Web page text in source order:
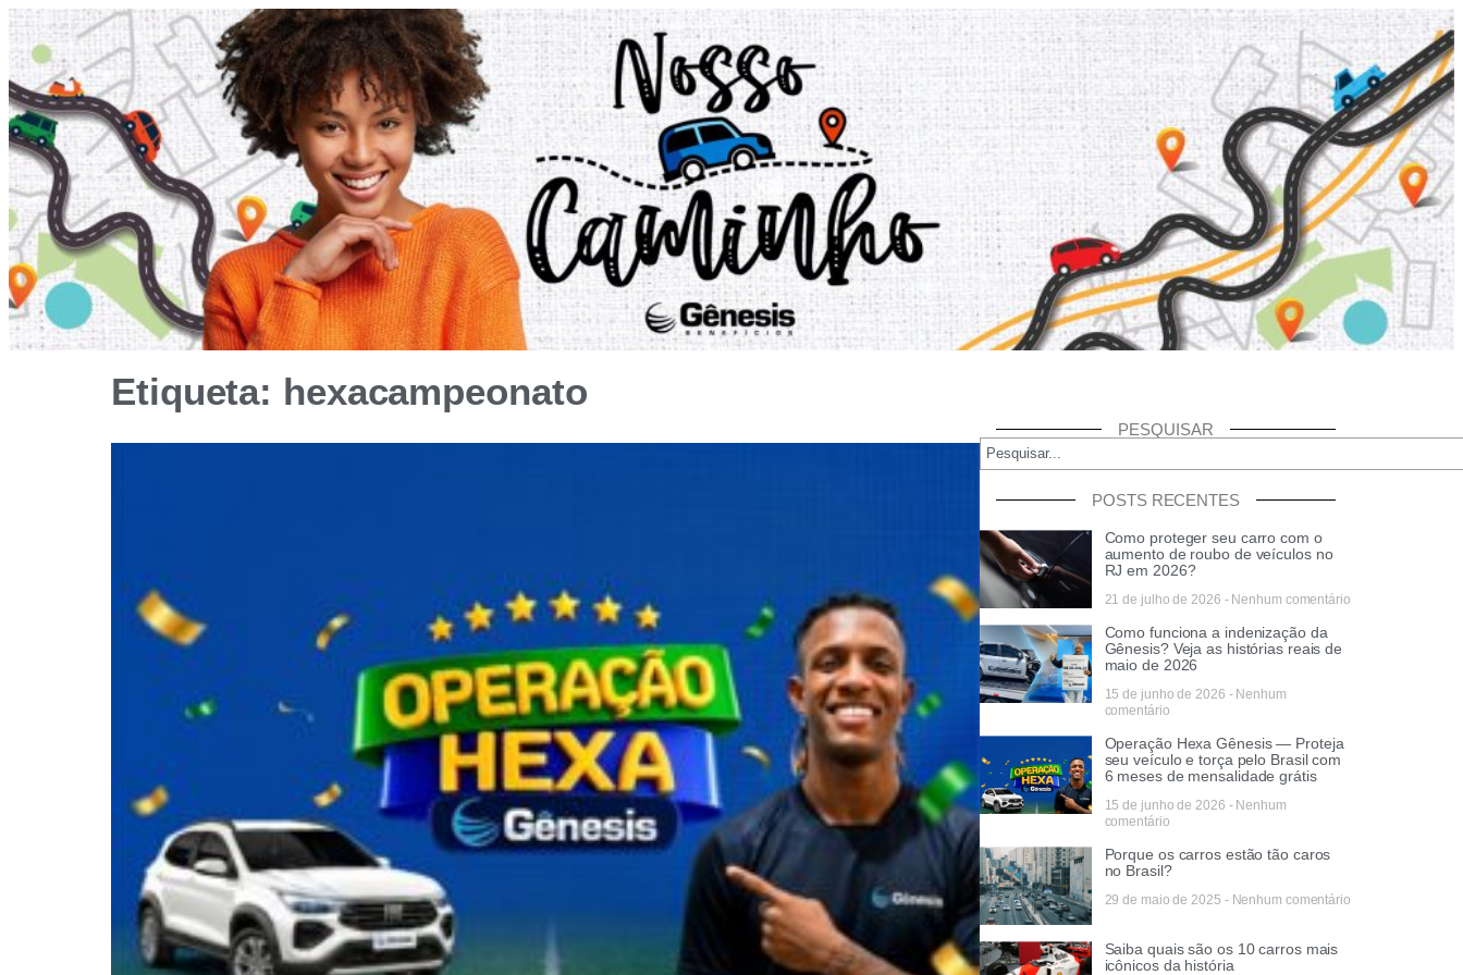
Etiqueta: hexacampeonato
PESQUISAR
POSTS RECENTES
Como proteger seu carro com o
aumento de roubo de veículos no
RJ em 2026?
21 de julho de 2026 Nenhum comentário
Como funciona a indenização da
Gênesis? Veja as histórias reais de
maio de 2026
15 de junho de 2026 Nenhum
comentário
Operação Hexa Gênesis — Proteja
seu veículo e torça pelo Brasil com
6 meses de mensalidade grátis
15 de junho de 2026 Nenhum
comentário
Porque os carros estão tão caros
no Brasil?
29 de maio de 2025 Nenhum comentário
Saiba quais são os 10 carros mais
icônicos da história